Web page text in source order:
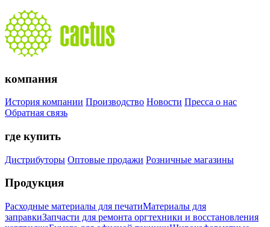
компания
История компании Производство Новости Пресса о нас
Обратная связь
где купить
Дистрибуторы Оптовые продажи Розничные магазины
Продукция
Расходные материалы для печатиМатериалы для
заправкиЗапчасти для ремонта оргтехники и восстановления